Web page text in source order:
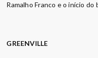
Ramalho Franco e o início do
GREENVILLE